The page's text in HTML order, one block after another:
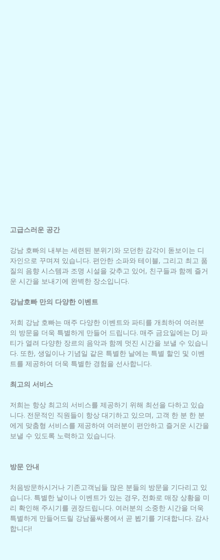
고급스러운 공간
강남 호빠의 내부는 세련된 분위기와 모던한 감각이 돋보이는 디
자인으로 꾸며져 있습니다. 편안한 소파와 테이블, 그리고 최고 품
질의 음향 시스템과 조명 시설을 갖추고 있어, 친구들과 함께 즐거
운 시간을 보내기에 완벽한 장소입니다.
강남호빠 만의 다양한 이벤트
저희 강남 호빠는 매주 다양한 이벤트와 파티를 개최하여 여러분
의 방문을 더욱 특별하게 만들어 드립니다. 매주 금요일에는 DJ 파
티가 열려 다양한 장르의 음악과 함께 멋진 시간을 보낼 수 있습니
다. 또한, 생일이나 기념일 같은 특별한 날에는 특별 할인 및 이벤
트를 제공하여 더욱 특별한 경험을 선사합니다.
최고의 서비스
저희는 항상 최고의 서비스를 제공하기 위해 최선을 다하고 있습
니다. 전문적인 직원들이 항상 대기하고 있으며, 고객 한 분 한 분
에게 맞춤형 서비스를 제공하여 여러분이 편안하고 즐거운 시간을
보낼 수 있도록 노력하고 있습니다.
방문 안내
처음방문하시거나 기존고객님들 많은 분들의 방문을 기다리고 있
습니다. 특별한 날이나 이벤트가 있는 경우, 전화로 매장 상황을 미
리 확인해 주시기를 권장드립니다. 여러분의 소중한 시간을 더욱
특별하게 만들어드릴 강남풀싸롱에서 곧 뵙기를 기대합니다. 감사
합니다!